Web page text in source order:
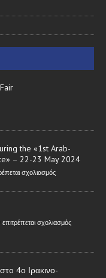
the «1st Arab-
– 22-23 May 2024
σχολιασμός
σχολιασμός
4ο Ιρακινο-